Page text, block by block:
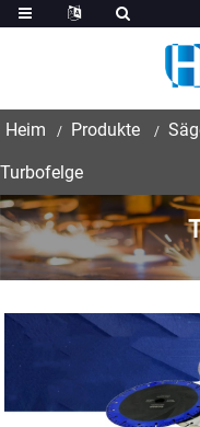
Heim Produkte
Turbofelge